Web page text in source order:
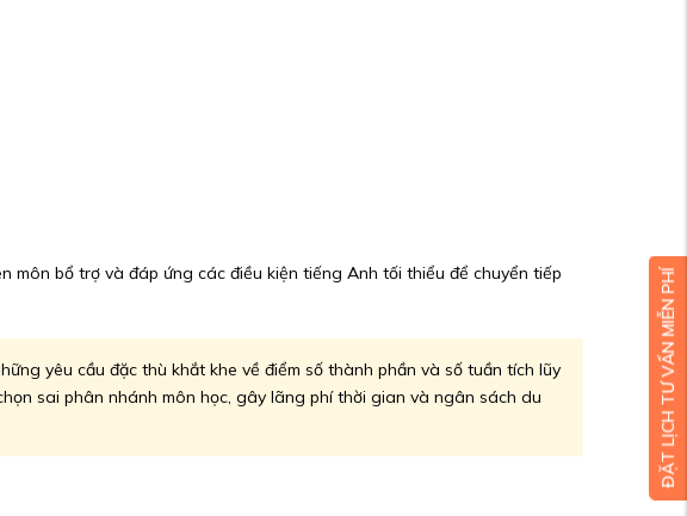
môn bổ trợ và đáp ứng các điều kiện tiếng Anh tối thiểu để chuyển tiếp
yêu cầu đặc thù khắt khe về điểm số thành phần và số tuần tích lũy
sai phân nhánh môn học, gây lãng phí thời gian và ngân sách du
ĐẶT LỊCH TƯ VẤN MIỄN PHÍ